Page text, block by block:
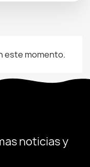
este momento.
noticias y